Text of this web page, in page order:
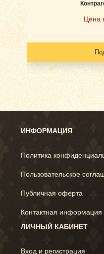
Цена
ИНФОРМАЦИЯ
Политика
Пользовательское
Публичная оферта
Контактная информация
ЛИЧНЫЙ КАБИНЕТ
Вход и регистрация